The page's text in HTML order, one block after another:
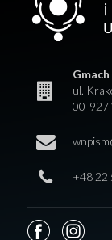
ul.
00-927
+48 22